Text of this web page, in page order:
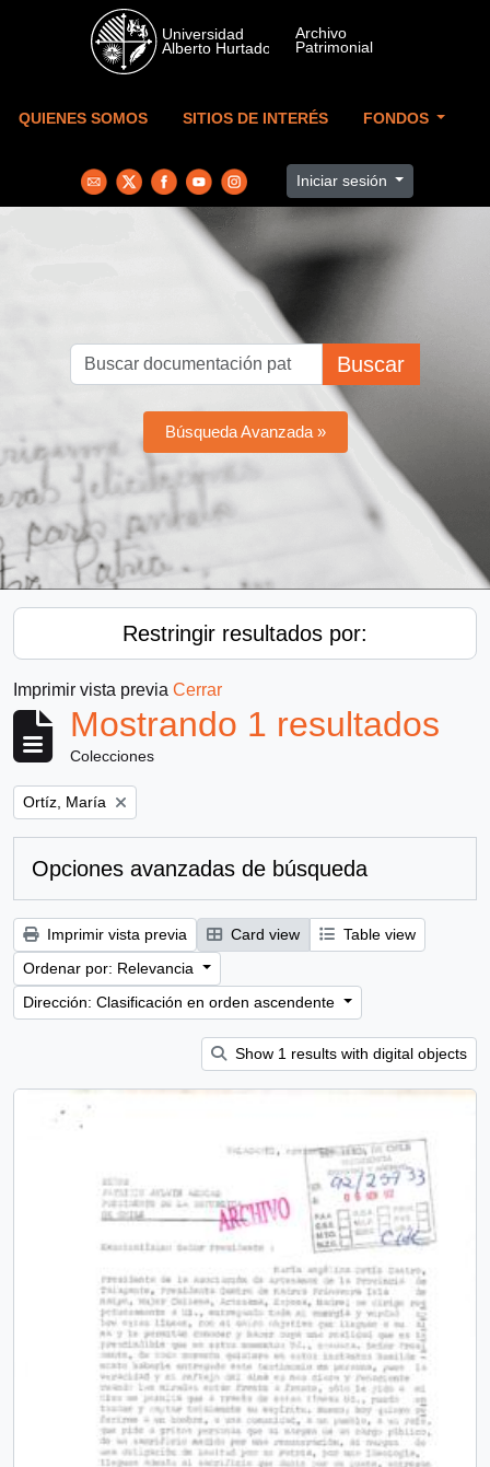
Skip to main content
QUIENES SOMOS SITIOS DE INTERÉS FONDOS
Iniciar sesión
Buscar
Búsqueda Avanzada »
Restringir resultados por:
Imprimir vista previa Cerrar
Mostrando 1 resultados
Colecciones
Remove filter:
Ortíz, María
Opciones avanzadas de búsqueda
Imprimir vista previa Card view
Table view
Ordenar por: Relevancia
Dirección: Clasificación en orden ascendente
Show 1 results with digital objects